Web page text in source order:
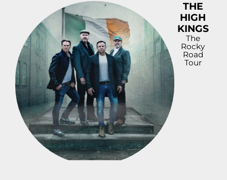
THE
HIGH
KINGS
The
Rocky
Road
Tour